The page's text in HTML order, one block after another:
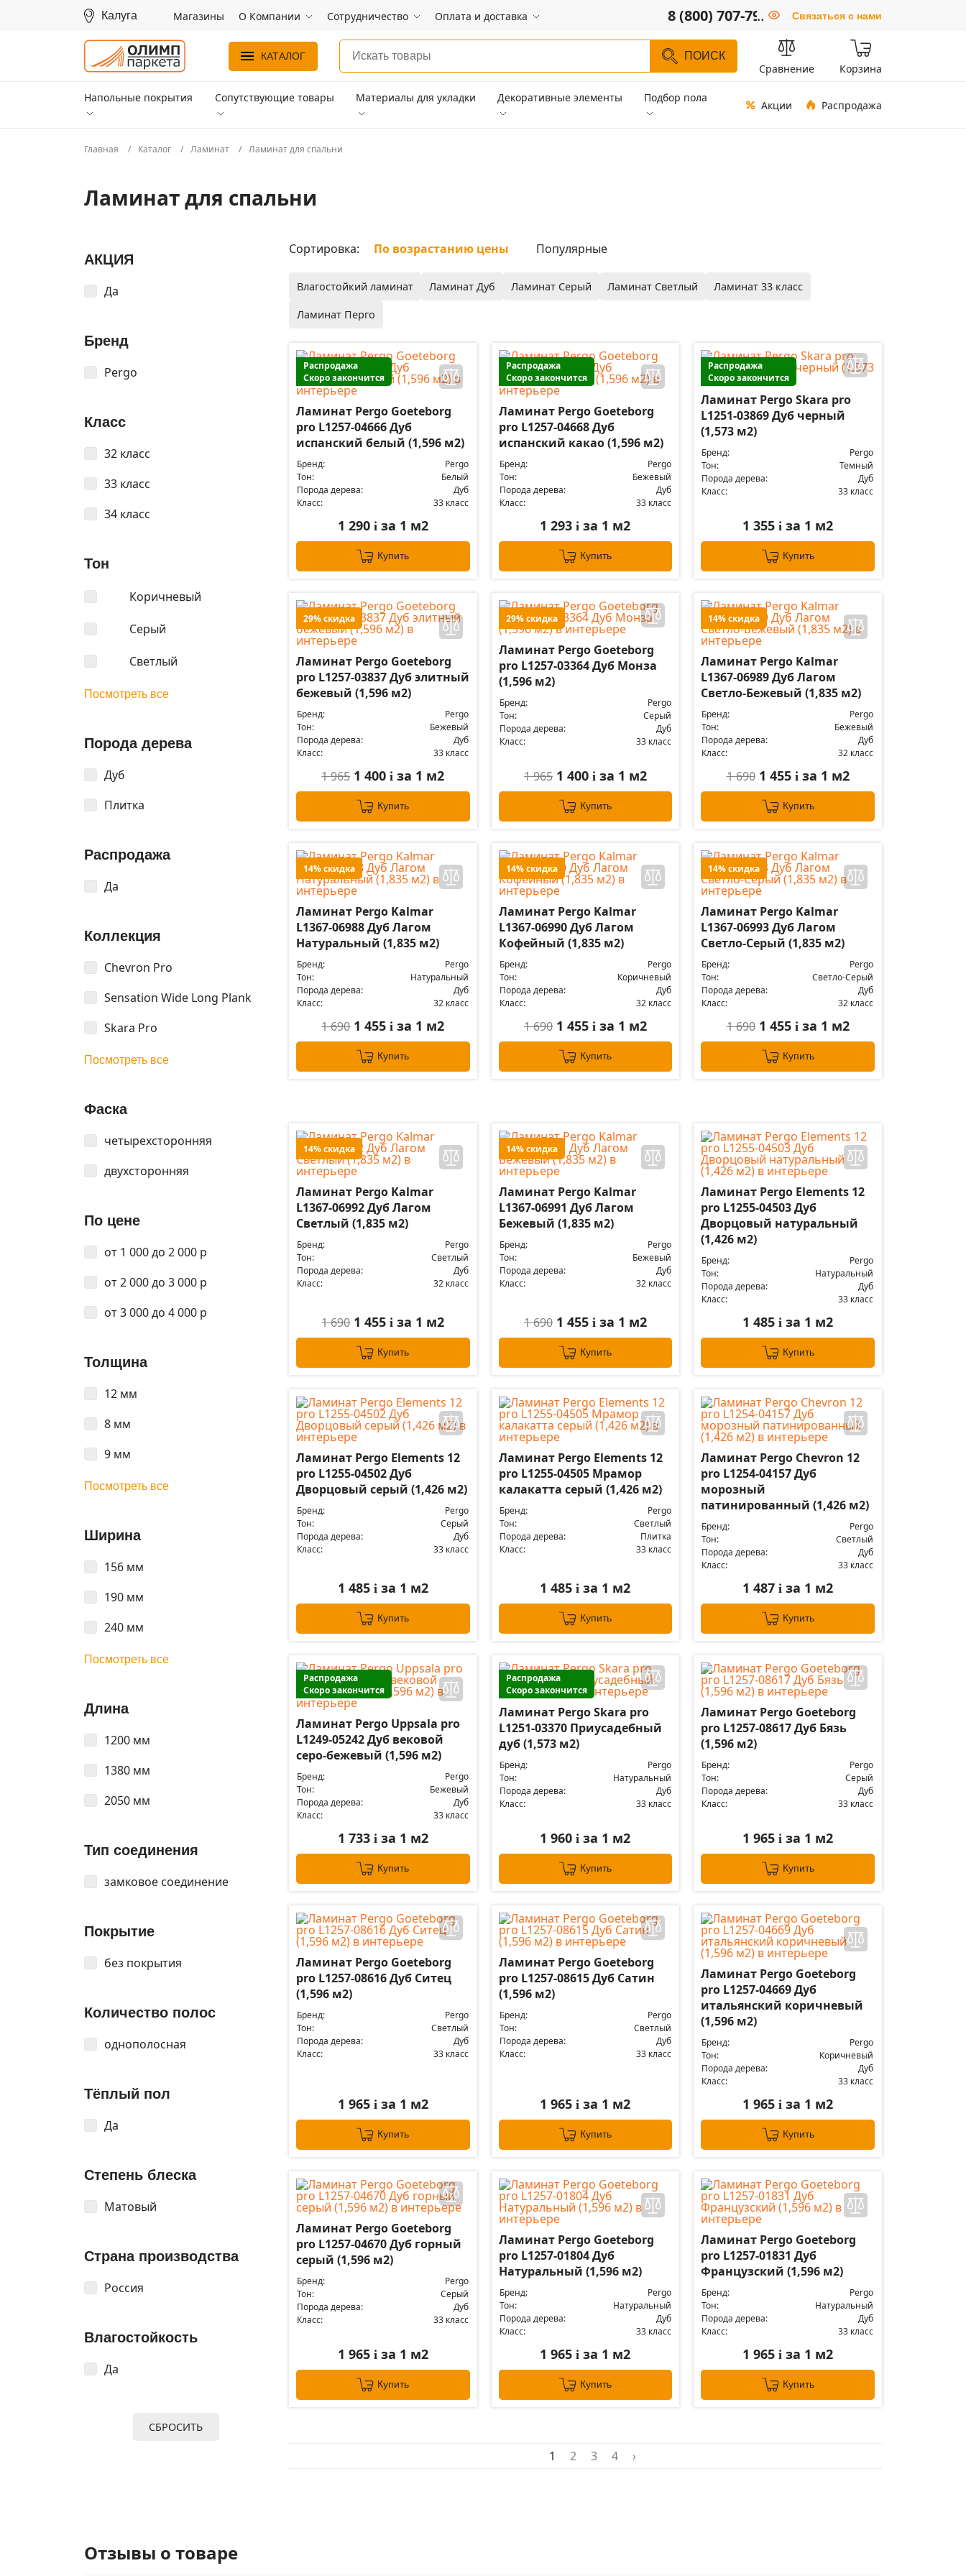
Калуга Магазины О Компании Сотрудничество Оплата и доставка 8 (800) 707-79-66
.. Связаться с нами
КАТАЛОГ ПОИСК
Сравнение Корзина
Напольные покрытия Сопутствующие товары Материалы для укладки Декоративные элементы Подбор пола
Акции Распродажа
Главная Каталог Ламинат Ламинат для спальни
Ламинат для спальни
АКЦИЯ
Да
Бренд
Pergo
Класс
32 класс
33 класс
34 класс
Тон
Коричневый
Серый
Светлый
Посмотреть все
Порода дерева
Дуб
Плитка
Распродажа
Да
Коллекция
Chevron Pro
Sensation Wide Long Plank
Skara Pro
Посмотреть все
Фаска
четырехсторонняя
двухсторонняя
По цене
от 1 000 до 2 000 р
от 2 000 до 3 000 р
от 3 000 до 4 000 р
Толщина
12 мм
8 мм
9 мм
Посмотреть все
Ширина
156 мм
190 мм
240 мм
Посмотреть все
Длина
1200 мм
1380 мм
2050 мм
Тип соединения
замковое соединение
Покрытие
без покрытия
Количество полос
однополосная
Тёплый пол
Да
Степень блеска
Матовый
Страна производства
Россия
Влагостойкость
Да
СБРОСИТЬ
Сортировка: По возрастанию цены Популярные
Влагостойкий ламинат Ламинат Дуб Ламинат Серый Ламинат Светлый Ламинат 33 класс
Ламинат Перго
Распродажа
Скоро закончится
Ламинат Pergo Goeteborg
pro L1257-04666 Дуб
испанский белый (1,596 м2)
Бренд:
Pergo
Тон:
Белый
Порода дерева:
Дуб
Класс:
33 класс
1 290 iза 1 м2
Купить
Распродажа
Скоро закончится
Ламинат Pergo Goeteborg
pro L1257-04668 Дуб
испанский какао (1,596 м2)
Бренд:
Pergo
Тон:
Бежевый
Порода дерева:
Дуб
Класс:
33 класс
1 293i за 1 м2
Купить
Распродажа
Скоро закончится
Ламинат Pergo Skara pro
L1251-03869 Дуб черный
(1,573 м2)
Бренд:
Pergo
Тон:
Темный
Порода дерева:
Дуб
Класс:
33 класс
1 355i за 1 м2
Купить
29% скидка
Ламинат Pergo Goeteborg
pro L1257-03837 Дуб элитный
бежевый (1,596 м2)
Бренд:
Pergo
Тон:
Бежевый
Порода дерева:
Дуб
Класс:
33 класс
1 965 1 400i за 1 м2
Купить
29% скидка
Ламинат Pergo Goeteborg
pro L1257-03364 Дуб Монза
(1,596 м2)
Бренд:
Pergo
Тон:
Серый
Порода дерева:
Дуб
Класс:
33 класс
1 965 1 400 iза 1 м2
Купить
14% скидка
Ламинат Pergo Kalmar
L1367-06989 Дуб Лагом
Светло-Бежевый (1,835 м2)
Бренд:
Pergo
Тон:
Бежевый
Порода дерева:
Дуб
Класс:
32 класс
1 690 1 455 iза 1 м2
Купить
14% скидка
Ламинат Pergo Kalmar
L1367-06988 Дуб Лагом
Натуральный (1,835 м2)
Бренд:
Pergo
Тон:
Натуральный
Порода дерева:
Дуб
Класс:
32 класс
1 690 1 455i за 1 м2
Купить
14% скидка
Ламинат Pergo Kalmar
L1367-06990 Дуб Лагом
Кофейный (1,835 м2)
Бренд:
Pergo
Тон:
Коричневый
Порода дерева:
Дуб
Класс:
32 класс
1 690 1 455 iза 1 м2
Купить
14% скидка
Ламинат Pergo Kalmar
L1367-06993 Дуб Лагом
Светло-Серый (1,835 м2)
Бренд:
Pergo
Тон:
Светло-Серый
Порода дерева:
Дуб
Класс:
32 класс
1 690 1 455 iза 1 м2
Купить
14% скидка
Ламинат Pergo Kalmar
L1367-06992 Дуб Лагом
Светлый (1,835 м2)
Бренд:
Pergo
Тон:
Светлый
Порода дерева:
Дуб
Класс:
32 класс
1 690 1 455i за 1 м2
Купить
14% скидка
Ламинат Pergo Kalmar
L1367-06991 Дуб Лагом
Бежевый (1,835 м2)
Бренд:
Pergo
Тон:
Бежевый
Порода дерева:
Дуб
Класс:
32 класс
1 690 1 455 iза 1 м2
Купить
Ламинат Pergo Elements 12
pro L1255-04503 Дуб
Дворцовый натуральный
(1,426 м2)
Бренд:
Pergo
Тон:
Натуральный
Порода дерева:
Дуб
Класс:
33 класс
1 485i за 1 м2
Купить
Ламинат Pergo Elements 12
pro L1255-04502 Дуб
Дворцовый серый (1,426 м2)
Бренд:
Pergo
Тон:
Серый
Порода дерева:
Дуб
Класс:
33 класс
1 485 iза 1 м2
Купить
Ламинат Pergo Elements 12
pro L1255-04505 Мрамор
калакатта серый (1,426 м2)
Бренд:
Pergo
Тон:
Светлый
Порода дерева:
Плитка
Класс:
33 класс
1 485i за 1 м2
Купить
Ламинат Pergo Chevron 12
pro L1254-04157 Дуб
морозный
патинированный (1,426 м2)
Бренд:
Pergo
Тон:
Светлый
Порода дерева:
Дуб
Класс:
33 класс
1 487i за 1 м2
Купить
Распродажа
Скоро закончится
Ламинат Pergo Uppsala pro
L1249-05242 Дуб вековой
серо-бежевый (1,596 м2)
Бренд:
Pergo
Тон:
Бежевый
Порода дерева:
Дуб
Класс:
33 класс
1 733 iза 1 м2
Купить
Распродажа
Скоро закончится
Ламинат Pergo Skara pro
L1251-03370 Приусадебный
дуб (1,573 м2)
Бренд:
Pergo
Тон:
Натуральный
Порода дерева:
Дуб
Класс:
33 класс
1 960i за 1 м2
Купить
Ламинат Pergo Goeteborg
pro L1257-08617 Дуб Бязь
(1,596 м2)
Бренд:
Pergo
Тон:
Серый
Порода дерева:
Дуб
Класс:
33 класс
1 965i за 1 м2
Купить
Ламинат Pergo Goeteborg
pro L1257-08616 Дуб Ситец
(1,596 м2)
Бренд:
Pergo
Тон:
Светлый
Порода дерева:
Дуб
Класс:
33 класс
1 965 iза 1 м2
Купить
Ламинат Pergo Goeteborg
pro L1257-08615 Дуб Сатин
(1,596 м2)
Бренд:
Pergo
Тон:
Светлый
Порода дерева:
Дуб
Класс:
33 класс
1 965i за 1 м2
Купить
Ламинат Pergo Goeteborg
pro L1257-04669 Дуб
итальянский коричневый
(1,596 м2)
Бренд:
Pergo
Тон:
Коричневый
Порода дерева:
Дуб
Класс:
33 класс
1 965i за 1 м2
Купить
Ламинат Pergo Goeteborg
pro L1257-04670 Дуб горный
серый (1,596 м2)
Бренд:
Pergo
Тон:
Серый
Порода дерева:
Дуб
Класс:
33 класс
1 965 iза 1 м2
Купить
Ламинат Pergo Goeteborg
pro L1257-01804 Дуб
Натуральный (1,596 м2)
Бренд:
Pergo
Тон:
Натуральный
Порода дерева:
Дуб
Класс:
33 класс
1 965i за 1 м2
Купить
Ламинат Pergo Goeteborg
pro L1257-01831 Дуб
Французский (1,596 м2)
Бренд:
Pergo
Тон:
Натуральный
Порода дерева:
Дуб
Класс:
33 класс
1 965i за 1 м2
Купить
1 2 3 4 ›
Отзывы о товаре